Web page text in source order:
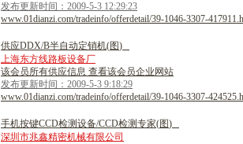
发布更新时间：2009-5-3 12:29:23
www.01dianzi.com/tradeinfo/offerdetail/39-1046-3307-
供应DDX/B半自动定销机(图)
上海东方线路板设备厂
该会员所有供应信息 查看该会员企业网站
发布更新时间：2009-5-3 9:18:29
www.01dianzi.com/tradeinfo/offerdetail/39-1046-3307-
手机按键CCD检测设备/CCD检测专家(图)
深圳市兆鑫精密机械有限公司